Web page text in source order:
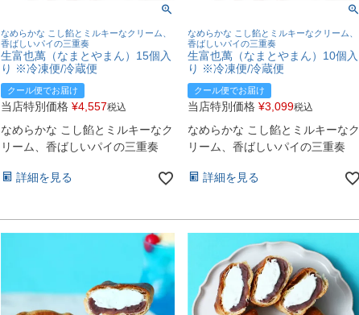
なめらかな こし餡とミルキーなクリーム、
香ばしいパイの三重奏
生富也萬（なまとやまん）15個入
り ※冷凍便/冷蔵便
クール便でお届け
当店特別価格 ¥4,557税込
なめらかな こし餡とミルキーなク
リーム、香ばしいパイの三重奏
詳細を見る
なめらかな こし餡とミルキーなクリーム、
香ばしいパイの三重奏
生富也萬（なまとやまん）10個入
り ※冷凍便/冷蔵便
クール便でお届け
当店特別価格 ¥3,099税込
なめらかな こし餡とミルキーなク
リーム、香ばしいパイの三重奏
詳細を見る